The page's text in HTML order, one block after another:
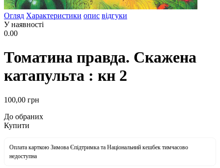
Огляд Характеристики опис відгуки
У наявності
0.00
Томатина правда. Скажена
катапульта : кн 2
100,00 грн
До обраних
Купити
Оплата карткою Зимова Єпідтримка та Національний кешбек тимчасово
недоступна